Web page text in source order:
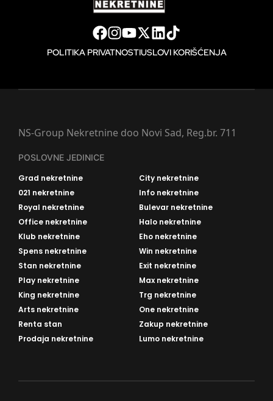
POLITIKA PRIVATNOSTIUSLOVI KORIŠĆENJA
NS-Group Nekretnine doo Novi Sad, Reg.br. 711
POSLOVNE JEDINICE
Grad nekretnine
City nekretnine
021 nekretnine
Info nekretnine
Royal nekretnine
Bulevar nekretnine
Office nekretnine
Halo nekretnine
Klub nekretnine
Eho nekretnine
Spens nekretnine
Win nekretnine
Stan nekretnine
Exit nekretnine
Play nekretnine
Max nekretnine
King nekretnine
Trg nekretnine
Arts nekretnine
One nekretnine
Renta stan
Zakup nekretnine
Prodaja nekretnine
Lumo nekretnine